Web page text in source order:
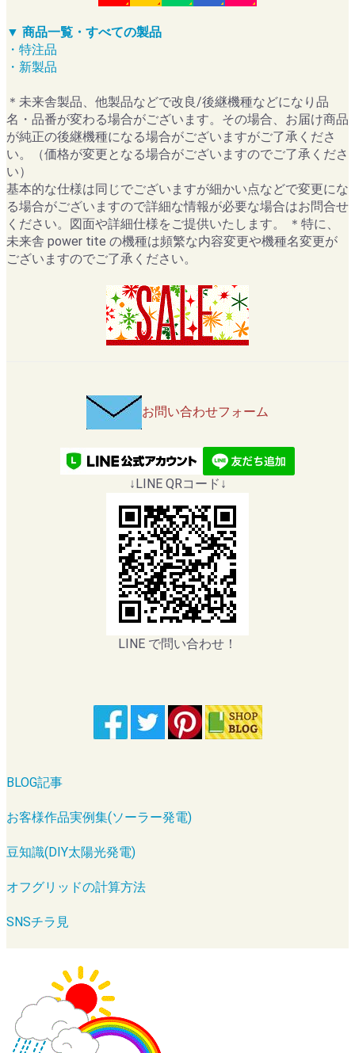
▼ 商品一覧・すべての製品
・特注品
・新製品
＊未来舎製品、他製品などで改良/後継機種などになり品
名・品番が変わる場合がございます。その場合、お届け商品
が純正の後継機種になる場合がございますがご了承くださ
い。（価格が変更となる場合がございますのでご了承くださ
い）
基本的な仕様は同じでございますが細かい点などで変更にな
る場合がございますので詳細な情報が必要な場合はお問合せ
ください。図面や詳細仕様をご提供いたします。 ＊特に、
未来舎 power tite の機種は頻繁な内容変更や機種名変更が
ございますのでご了承ください。
お問い合わせフォーム
↓LINE QRコード↓
LINE で問い合わせ！
BLOG記事
お客様作品実例集(ソーラー発電)
豆知識(DIY太陽光発電)
オフグリッドの計算方法
SNSチラ見